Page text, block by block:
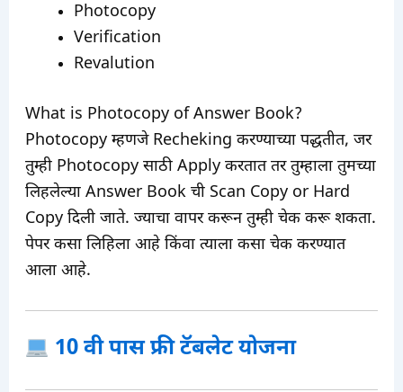
Photocopy
Verification
Revalution
What is Photocopy of Answer Book?
Photocopy म्हणजे Recheking करण्याच्या पद्धतीत, जर
तुम्ही Photocopy साठी Apply करतात तर तुम्हाला तुमच्या
लिहलेल्या Answer Book ची Scan Copy or Hard
Copy दिली जाते. ज्याचा वापर करून तुम्ही चेक करू शकता.
पेपर कसा लिहिला आहे किंवा त्याला कसा चेक करण्यात
आला आहे.
10 वी पास फ्री टॅबलेट योजना